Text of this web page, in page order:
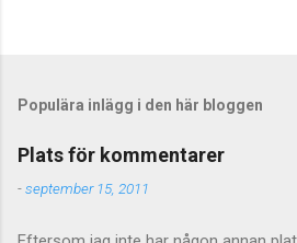
c
e
n
Populära inlägg i den här bloggen
Plats för kommentarer
-september 15, 2011